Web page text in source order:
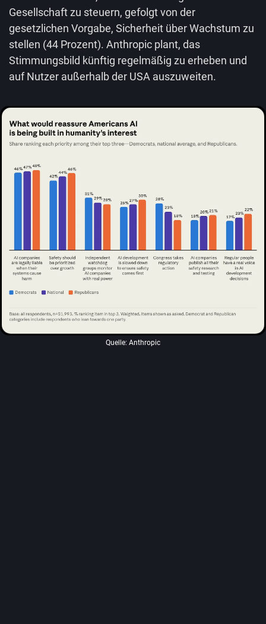
Gesellschaft zu steuern, gefolgt von der
gesetzlichen Vorgabe, Sicherheit über Wachstum zu
stellen (44 Prozent). Anthropic plant, das
Stimmungsbild künftig regelmäßig zu erheben und
auf Nutzer außerhalb der USA auszuweiten.
Quelle: Anthropic